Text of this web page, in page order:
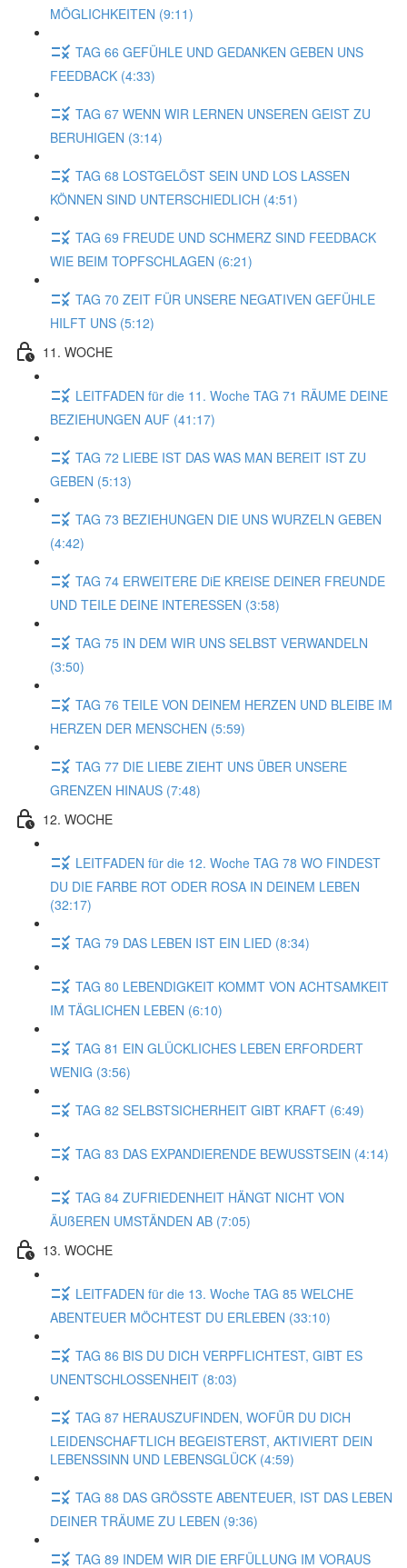
MÖGLICHKEITEN (9:11)
TAG 66 GEFÜHLE UND GEDANKEN GEBEN UNS
FEEDBACK (4:33)
TAG 67 WENN WIR LERNEN UNSEREN GEIST ZU
BERUHIGEN (3:14)
TAG 68 LOSTGELÖST SEIN UND LOS LASSEN
KÖNNEN SIND UNTERSCHIEDLICH (4:51)
TAG 69 FREUDE UND SCHMERZ SIND FEEDBACK
WIE BEIM TOPFSCHLAGEN (6:21)
TAG 70 ZEIT FÜR UNSERE NEGATIVEN GEFÜHLE
HILFT UNS (5:12)
11. WOCHE
LEITFADEN für die 11. Woche TAG 71 RÄUME DEINE
BEZIEHUNGEN AUF (41:17)
TAG 72 LIEBE IST DAS WAS MAN BEREIT IST ZU
GEBEN (5:13)
TAG 73 BEZIEHUNGEN DIE UNS WURZELN GEBEN
(4:42)
TAG 74 ERWEITERE DiE KREISE DEINER FREUNDE
UND TEILE DEINE INTERESSEN (3:58)
TAG 75 IN DEM WIR UNS SELBST VERWANDELN
(3:50)
TAG 76 TEILE VON DEINEM HERZEN UND BLEIBE IM
HERZEN DER MENSCHEN (5:59)
TAG 77 DIE LIEBE ZIEHT UNS ÜBER UNSERE
GRENZEN HINAUS (7:48)
12. WOCHE
LEITFADEN für die 12. Woche TAG 78 WO FINDEST
DU DIE FARBE ROT ODER ROSA IN DEINEM LEBEN
(32:17)
TAG 79 DAS LEBEN IST EIN LIED (8:34)
TAG 80 LEBENDIGKEIT KOMMT VON ACHTSAMKEIT
IM TÄGLICHEN LEBEN (6:10)
TAG 81 EIN GLÜCKLICHES LEBEN ERFORDERT
WENIG (3:56)
TAG 82 SELBSTSICHERHEIT GIBT KRAFT (6:49)
TAG 83 DAS EXPANDIERENDE BEWUSSTSEIN (4:14)
TAG 84 ZUFRIEDENHEIT HÄNGT NICHT VON
ÄUßEREN UMSTÄNDEN AB (7:05)
13. WOCHE
LEITFADEN für die 13. Woche TAG 85 WELCHE
ABENTEUER MÖCHTEST DU ERLEBEN (33:10)
TAG 86 BIS DU DICH VERPFLICHTEST, GIBT ES
UNENTSCHLOSSENHEIT (8:03)
TAG 87 HERAUSZUFINDEN, WOFÜR DU DICH
LEIDENSCHAFTLICH BEGEISTERST, AKTIVIERT DEIN
LEBENSSINN UND LEBENSGLÜCK (4:59)
TAG 88 DAS GRÖSSTE ABENTEUER, IST DAS LEBEN
DEINER TRÄUME ZU LEBEN (9:36)
TAG 89 INDEM WIR DIE ERFÜLLUNG IM VORAUS